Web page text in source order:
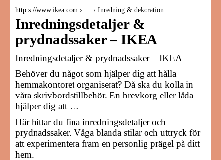
http s://www.ikea.com › … › Inredning & dekoration
Inredningsdetaljer &
prydnadssaker – IKEA
Inredningsdetaljer & prydnadssaker – IKEA
Behöver du något som hjälper dig att hålla
hemmakontoret organiserat? Då ska du kolla in
våra skrivbordstillbehör. En brevkorg eller låda
hjälper dig att …
Här hittar du fina inredningsdetaljer och
prydnadssaker. Våga blanda stilar och uttryck för
att experimentera fram en personlig prägel på ditt
hem.